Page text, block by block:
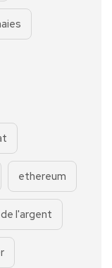
ethereum
l'argent